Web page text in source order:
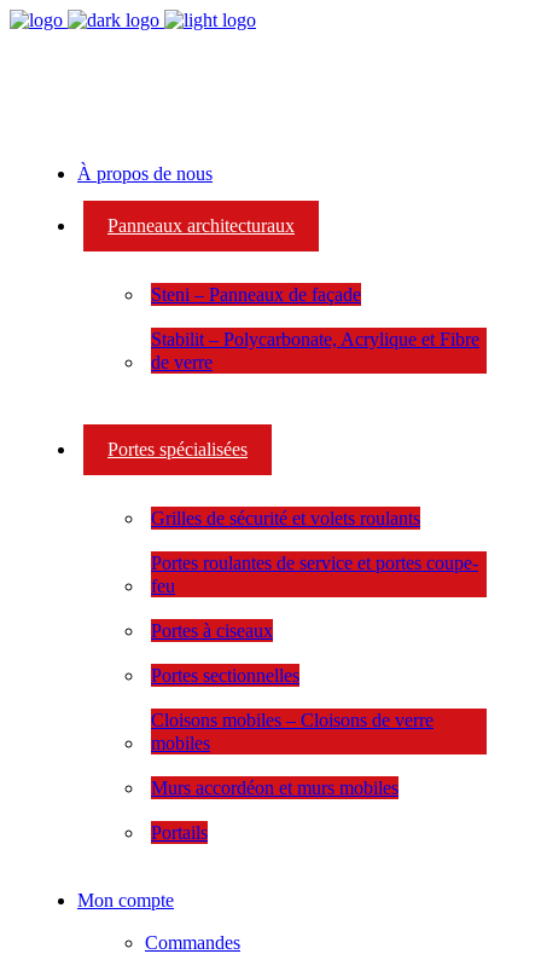
À propos de nous
Panneaux architecturaux
Steni – Panneaux de façade
Stabilit – Polycarbonate, Acrylique et Fibre
de verre
Portes spécialisées
Grilles de sécurité et volets roulants
Portes roulantes de service et portes coupe-
feu
Portes à ciseaux
Portes sectionnelles
Cloisons mobiles – Cloisons de verre
mobiles
Murs accordéon et murs mobiles
Portails
Mon compte
Commandes